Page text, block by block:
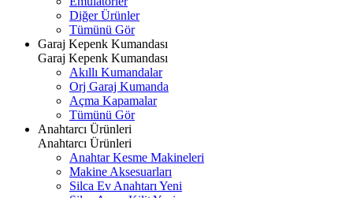
Diğer Ürünler
Tümünü Gör
Garaj Kepenk Kumandası
Garaj Kepenk Kumandası
Akıllı Kumandalar
Orj Garaj Kumanda
Açma Kapamalar
Tümünü Gör
Anahtarcı Ürünleri
Anahtarcı Ürünleri
Anahtar Kesme Makineleri
Makine Aksesuarları
Silca Ev Anahtarı Yeni